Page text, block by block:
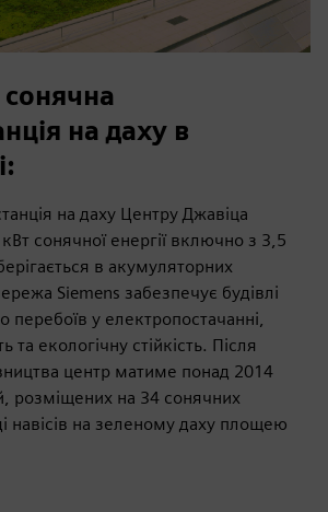
на даху в
на даху Центру Джавіца
сонячної енергії включно з 3,5
в акумуляторних
Siemens забезпечує будівлі
перебоїв у електропостачанні,
та екологічну стійкість. Після
центр матиме понад 2014
розміщених на 34 сонячних
навісів на зеленому даху площею